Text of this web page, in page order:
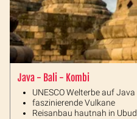
Java - Bali - Kombi
UNESCO Welterbe auf Java
faszinierende Vulkane
Reisanbau hautnah in Ubud